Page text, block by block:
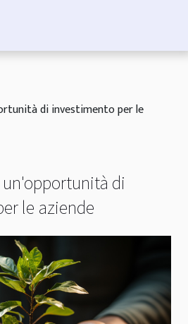
di investimento per le
un'opportunità di
le aziende